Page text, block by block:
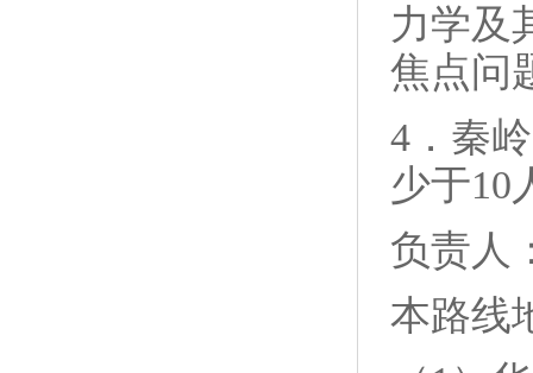
力学及
焦点问
4．秦
少于10
负责人
本路线